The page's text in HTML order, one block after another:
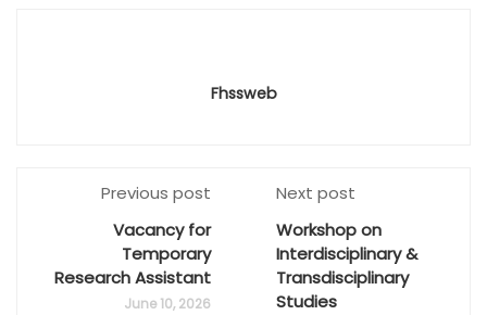
Fhssweb
Previous post
Vacancy for
Temporary
Research Assistant
June 10, 2026
Next post
Workshop on
Interdisciplinary &
Transdisciplinary
Studies